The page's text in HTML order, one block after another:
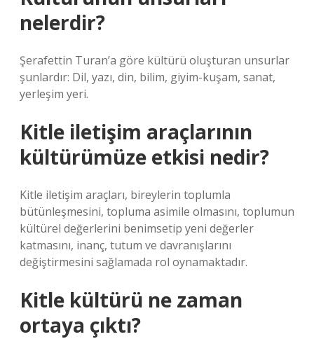
nelerdir?
Şerafettin Turan’a göre kültürü oluşturan unsurlar
şunlardır: Dil, yazı, din, bilim, giyim-kuşam, sanat,
yerleşim yeri.
Kitle iletişim araçlarının
kültürümüze etkisi nedir?
Kitle iletişim araçları, bireylerin toplumla
bütünleşmesini, topluma asimile olmasını, toplumun
kültürel değerlerini benimsetip yeni değerler
katmasını, inanç, tutum ve davranışlarını
değiştirmesini sağlamada rol oynamaktadır.
Kitle kültürü ne zaman
ortaya çıktı?